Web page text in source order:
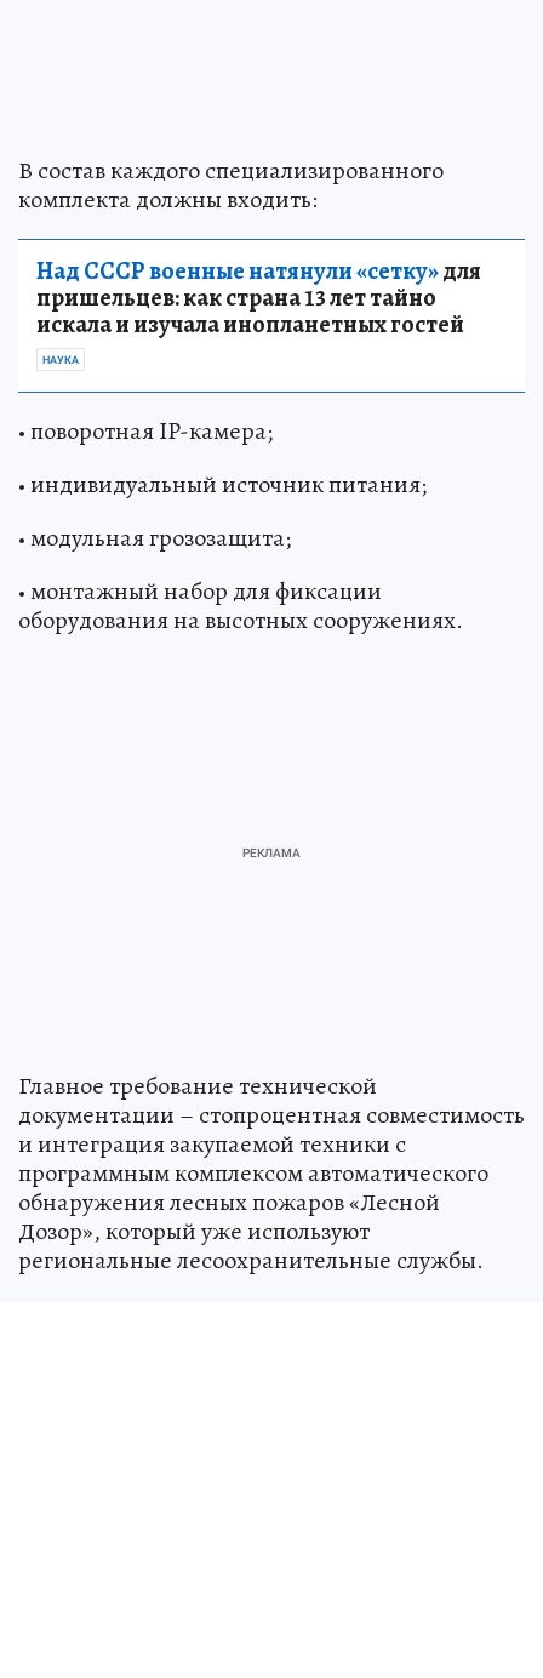
В состав каждого специализированного
комплекта должны входить:
Над СССР военные натянули «сетку»для
пришельцев: как страна 13 лет тайно
искала и изучала инопланетных гостей
НАУКА
• поворотная IP-камера;
• индивидуальный источник питания;
• модульная грозозащита;
• монтажный набор для фиксации
оборудования на высотных сооружениях.
Главное требование технической
документации – стопроцентная совместимость
и интеграция закупаемой техники с
программным комплексом автоматического
обнаружения лесных пожаров «Лесной
Дозор», который уже используют
региональные лесоохранительные службы.